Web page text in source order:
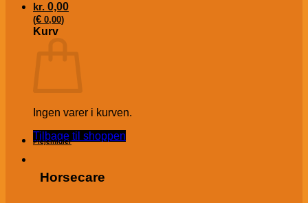
kr. 0,00
(€ 0,00)
Kurv
Ingen varer i kurven.
Tilbage til shoppen
Plejemidler
Horsecare